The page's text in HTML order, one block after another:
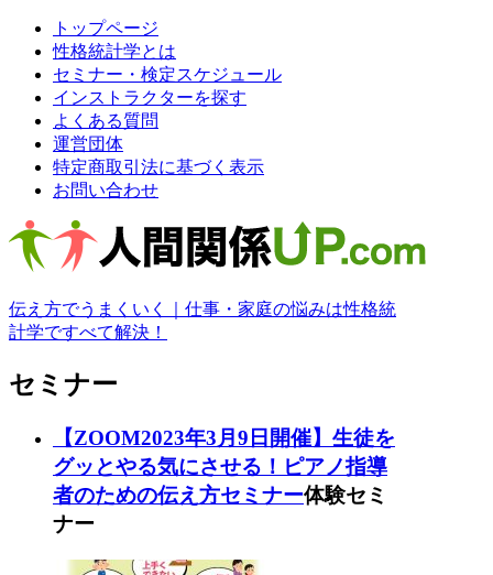
トップページ
性格統計学とは
セミナー・検定スケジュール
インストラクターを探す
よくある質問
運営団体
特定商取引法に基づく表示
お問い合わせ
伝え方でうまくいく｜仕事・家庭の悩みは性格統
計学ですべて解決！
セミナー
【ZOOM2023年3月9日開催】生徒を
グッとやる気にさせる！ピアノ指導
者のための伝え方セミナー体験セミ
ナー